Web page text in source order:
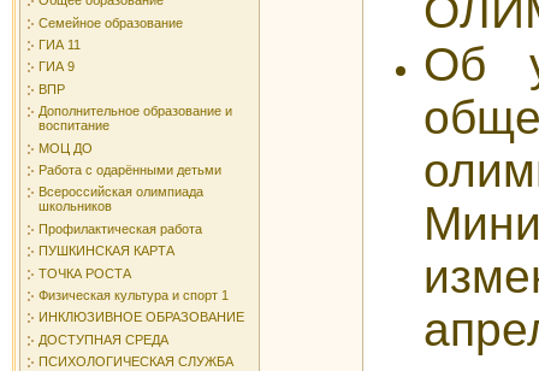
Семейное образование
ГИА 11
ГИА 9
ВПР
Дополнительное образование и
воспитание
МОЦ ДО
Работа с одарёнными детьми
Всероссийская олимпиада
школьников
Профилактическая работа
ПУШКИНСКАЯ КАРТА
ТОЧКА РОСТА
Физическая культура и спорт 1
ИНКЛЮЗИВНОЕ ОБРАЗОВАНИЕ
ДОСТУПНАЯ СРЕДА
ПСИХОЛОГИЧЕСКАЯ СЛУЖБА
Об